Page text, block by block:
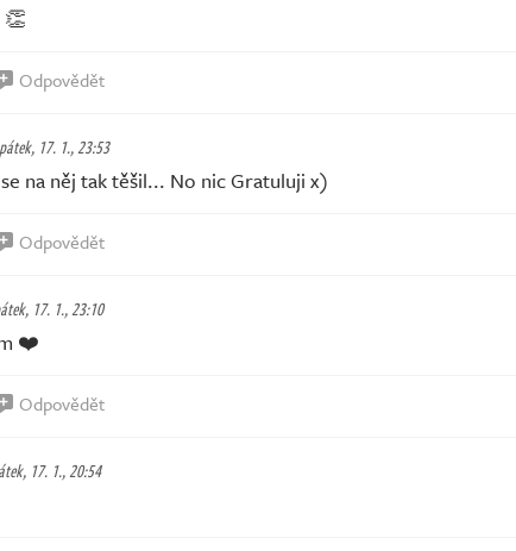
👏
Odpovědět
pátek, 17. 1., 23:53
na něj tak těšil... No nic Gratuluji x)
Odpovědět
17. 1., 23:10
❤️
Odpovědět
17. 1., 20:54